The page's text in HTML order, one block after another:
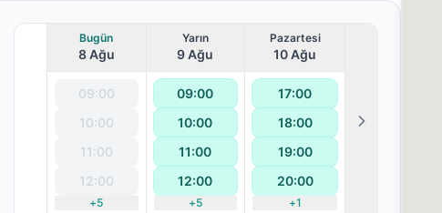
Bugün
8 Ağu
09:00
10:00
11:00
12:00
+5
Yarın
9 Ağu
09:00
10:00
11:00
12:00
+5
Pazartesi
10 Ağu
17:00
18:00
19:00
20:00
+1